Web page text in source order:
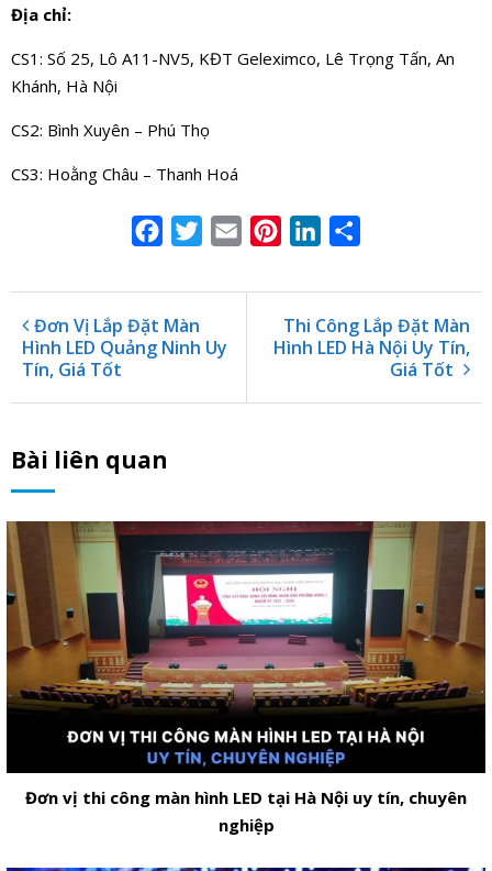
Địa chỉ:
CS1: Số 25, Lô A11-NV5, KĐT Geleximco, Lê Trọng Tấn, An
Khánh, Hà Nội
CS2: Bình Xuyên – Phú Thọ
CS3: Hoằng Châu – Thanh Hoá
FacebookTwitterEmail PinterestLinkedIn
Đơn Vị Lắp Đặt Màn
Hình LED Quảng Ninh Uy
Tín, Giá Tốt
Thi Công Lắp Đặt Màn
Hình LED Hà Nội Uy Tín,
Giá Tốt
Bài liên quan
Đơn vị thi công màn hình LED tại Hà Nội uy tín, chuyên
nghiệp